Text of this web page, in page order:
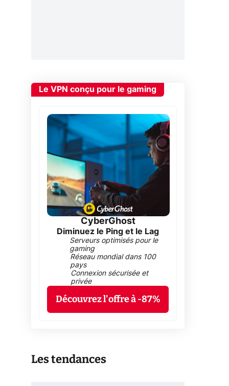
Le VPN conçu pour le gaming
CyberGhost
Diminuez le Ping et le Lag
Serveurs optimisés pour le
gaming
Réseau mondial dans 100
pays
Connexion sécurisée et
privée
Découvrez l'offre à -87%
Les tendances